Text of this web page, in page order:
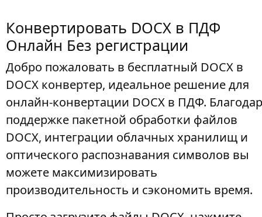
Конвертировать DOCX в ПДФ
Онлайн Без регистрации
Добро пожаловать в бесплатный DOCX в
DOCX конвертер, идеальное решение для
онлайн-конвертации DOCX в ПДФ.
поддержке пакетной обработки файлов
DOCX, интеграции облачных хранилищ и
оптического распознавания символов вы
можете максимизировать
производительность и сэкономить время.